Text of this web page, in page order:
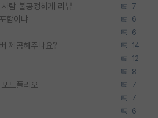
람 불공정하게 리뷰 7
함이냐 6
6
제공해주나요? 14
12
8
트폴리오 7
7
6